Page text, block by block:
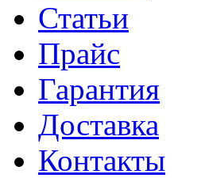
Статьи
Прайс
Гарантия
Доставка
Контакты